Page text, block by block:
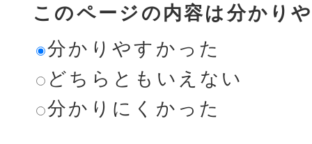
このページの内容は分かり
分かりやすかった
どちらともいえない
分かりにくかった